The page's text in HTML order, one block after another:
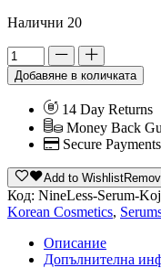
Налични 20
Добавяне в количката
14 Day Returns
Money Back
Secure Payments
Add to Wishlist
Код: NineLess-Serum-
Korean Cosmetics,
Описание
Допълнителна